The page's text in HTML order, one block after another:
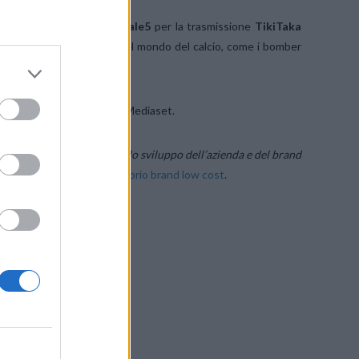
per l’anno 2020 su Canale5 per la trasmissione TikiTaka
e da illustri ospiti del mondo del calcio, come i bomber
il talk show calcistico di Mediaset.
un punto fermo per lo sviluppo dell’azienda e del brand
ha lanciato anche il proprio brand low cost.